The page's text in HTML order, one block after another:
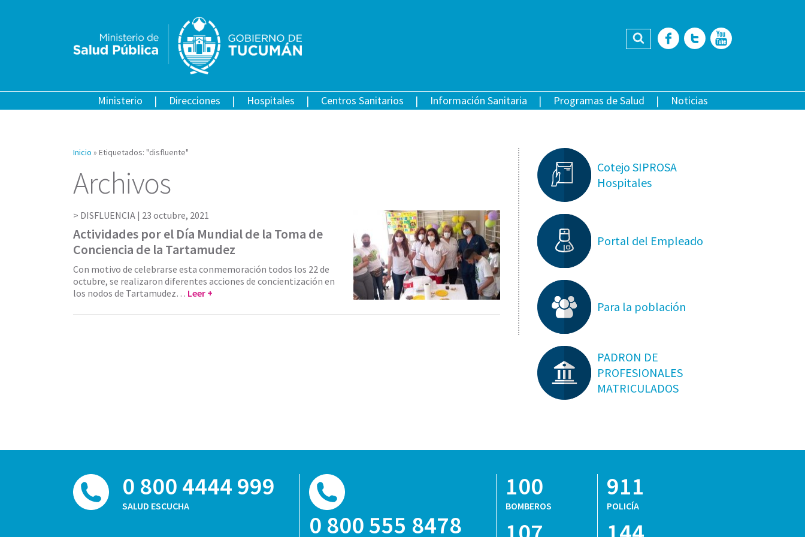
Buscar Facebook
Twitter
Ministerio Direcciones Hospitales Centros Sanitarios Información Sanitaria Programas de Salud Noticias
Inicio » Etiquetados: "disfluente"
Archivos
DISFLUENCIA | 23 octubre, 2021
Actividades por el Día Mundial de la Toma de
Conciencia de la Tartamudez
Con motivo de celebrarse esta conmemoración todos los 22 de
octubre, se realizaron diferentes acciones de concientización en
los nodos de Tartamudez… Leer +
Cotejo SIPROSA
Hospitales
Portal del Empleado
Para la población
PADRON DE
PROFESIONALES
MATRICULADOS
0 800 4444 999
SALUD ESCUCHA
0 800 555 8478
100
BOMBEROS
911
POLICÍA